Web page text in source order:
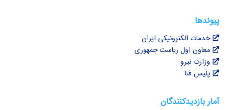
پیوندها
خدمات الکترونیکی ایران
معاون اول ریاست جمهوری
وزارت نیرو
پلیس فتا
آمار بازدیدکنندگان